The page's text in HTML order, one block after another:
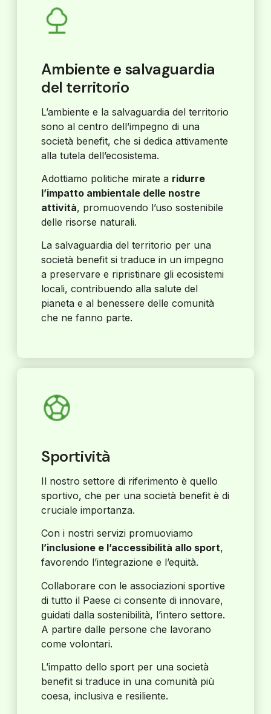
Ambiente e salvaguardia
del territorio
L’ambiente e la salvaguardia del territorio
sono al centro dell’impegno di una
società benefit, che si dedica attivamente
alla tutela dell’ecosistema.
Adottiamo politiche mirate a ridurre
l’impatto ambientale delle nostre
attività, promuovendo l’uso sostenibile
delle risorse naturali.
La salvaguardia del territorio per una
società benefit si traduce in un impegno
a preservare e ripristinare gli ecosistemi
locali, contribuendo alla salute del
pianeta e al benessere delle comunità
che ne fanno parte.
Sportività
Il nostro settore di riferimento è quello
sportivo, che per una società benefit è di
cruciale importanza.
Con i nostri servizi promuoviamo
l’inclusione e l’accessibilità allo sport,
favorendo l’integrazione e l’equità.
Collaborare con le associazioni sportive
di tutto il Paese ci consente di innovare,
guidati dalla sostenibilità, l’intero settore.
A partire dalle persone che lavorano
come volontari.
L’impatto dello sport per una società
benefit si traduce in una comunità più
coesa, inclusiva e resiliente.